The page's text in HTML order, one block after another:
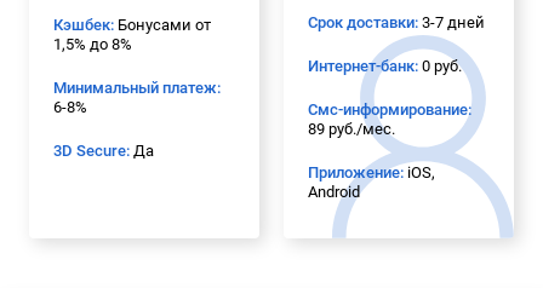
Кэшбек: Бонусами от
1,5% до 8%
Минимальный платеж:
6-8%
3D Secure: Да
Срок доставки: 3-7 дней
Интернет-банк: 0 руб.
Смс-информирование:
89 руб./мес.
Приложение: iOS,
Android